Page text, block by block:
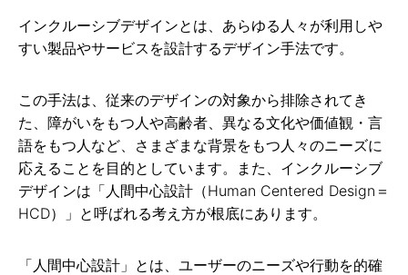
インクルーシブデザインとは、あらゆる人々が利用しや
すい製品やサービスを設計するデザイン手法です。
この手法は、従来のデザインの対象から排除されてき
た、障がいをもつ人や高齢者、異なる文化や価値観・言
語をもつ人など、さまざまな背景をもつ人々のニーズに
応えることを目的としています。また、インクルーシブ
デザインは「人間中心設計（Human Centered Design＝
HCD）」と呼ばれる考え方が根底にあります。
「人間中心設計」とは、ユーザーのニーズや行動を的確